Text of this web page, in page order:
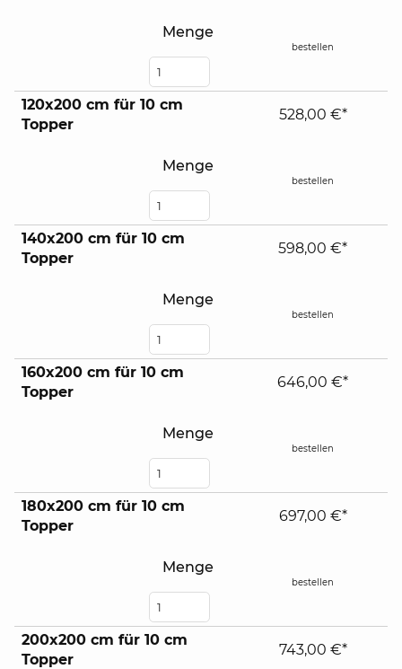
Menge
bestellen
120x200 cm für 10 cm
Topper
Menge
528,00 €*
bestellen
140x200 cm für 10 cm
Topper
Menge
598,00 €*
bestellen
160x200 cm für 10 cm
Topper
Menge
646,00 €*
bestellen
180x200 cm für 10 cm
Topper
Menge
697,00 €*
bestellen
200x200 cm für 10 cm
Topper
743,00 €*